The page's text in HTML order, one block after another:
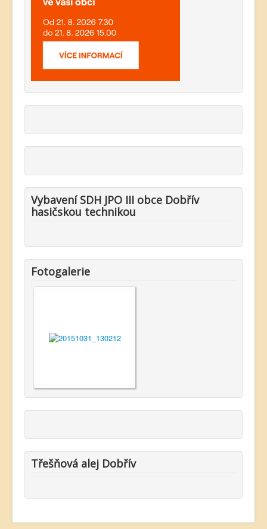
Vybavení SDH JPO III obce Dobřív
hasičskou technikou
Fotogalerie
Třešňová alej Dobřív